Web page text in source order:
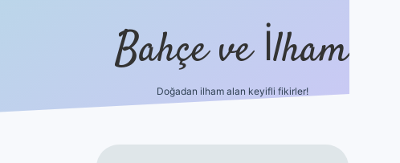
Bahçe ve İlham
Doğadan ilham alan keyifli fikirler!